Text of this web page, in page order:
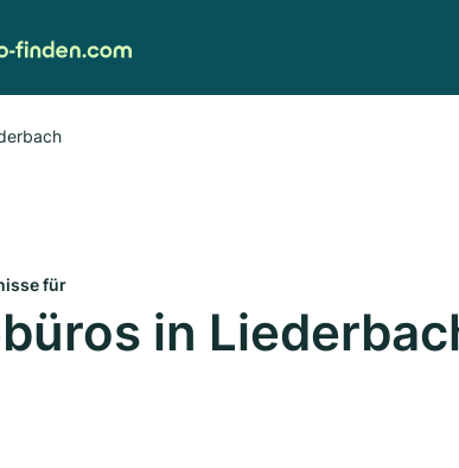
für
in